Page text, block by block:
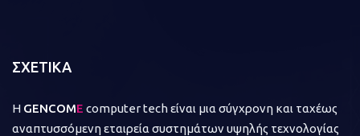
ΣΧΕΤΙΚΑ
Η GENCOME computer tech είναι μια σύγχρονη και ταχέως
αναπτυσσόμενη εταιρεία συστημάτων υψηλής τεχνολογίας